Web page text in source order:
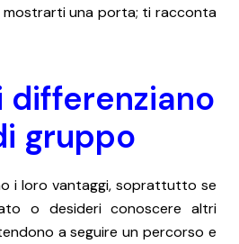
mostrarti una porta; ti racconta
differenziano
gruppo
i loro vantaggi, soprattutto se
o desideri conoscere altri
a seguire un percorso e